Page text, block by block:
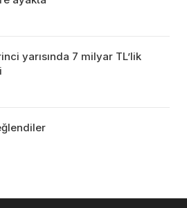
yarısında 7 milyar TL’lik